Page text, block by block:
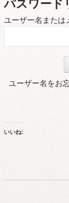
パスワード
ユーザー名または
ユーザー名をお
いいね: